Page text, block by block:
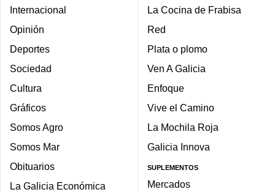
Internacional
Opinión
Deportes
Sociedad
Cultura
Gráficos
Somos Agro
Somos Mar
Obituarios
La Galicia Económica
La Cocina de Frabisa
Red
Plata o plomo
Ven A Galicia
Enfoque
Vive el Camino
La Mochila Roja
Galicia Innova
SUPLEMENTOS
Mercados